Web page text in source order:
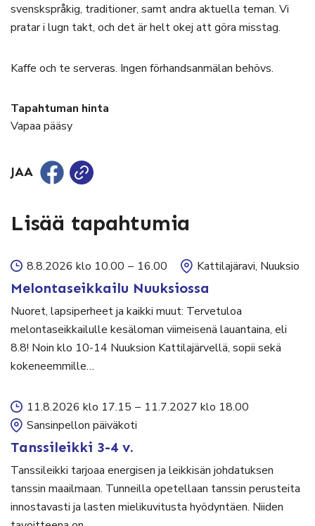
svenskspråkig, traditioner, samt andra aktuella teman. Vi
pratar i lugn takt, och det är helt okej att göra misstag.
Kaffe och te serveras. Ingen förhandsanmälan behövs.
Tapahtuman hinta
Vapaa pääsy
JAA
Lisää tapahtumia
8.8.2026 klo 10.00 – 16.00 Kattilajäravi, Nuuksio
Melontaseikkailu Nuuksiossa
Nuoret, lapsiperheet ja kaikki muut: Tervetuloa
melontaseikkailulle kesäloman viimeisenä lauantaina, eli
8.8! Noin klo 10-14 Nuuksion Kattilajärvellä, sopii sekä
kokeneemmille…
11.8.2026 klo 17.15 – 11.7.2027 klo 18.00
Sansinpellon päiväkoti
Tanssileikki 3-4 v.
Tanssileikki tarjoaa energisen ja leikkisän johdatuksen
tanssin maailmaan. Tunneilla opetellaan tanssin perusteita
innostavasti ja lasten mielikuvitusta hyödyntäen. Niiden